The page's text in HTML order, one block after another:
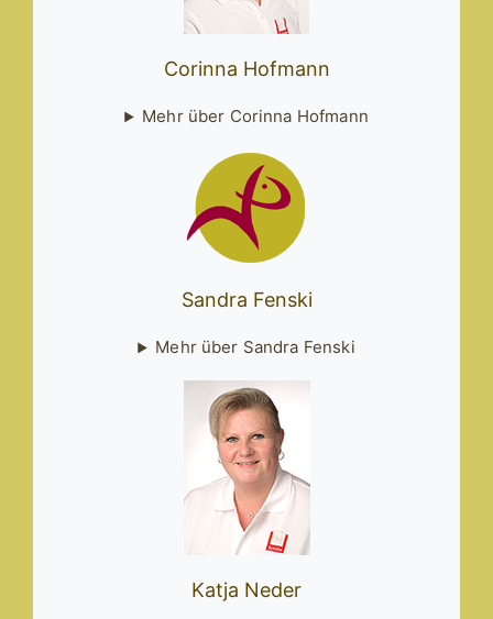
Corinna Hofmann
Mehr über Corinna Hofmann
Sandra Fenski
Mehr über Sandra Fenski
Katja Neder